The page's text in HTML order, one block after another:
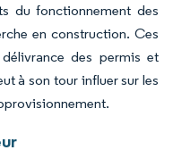
du fonctionnement des
en construction. Ces
des permis et
à son tour influer sur les